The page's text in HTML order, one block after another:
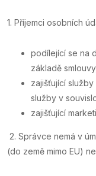
1. Příjemci osobních
podílející se na
základě smlouvy,
zajišťující
služby v
zajišťující
2. Správce nemá v
(do země mimo EU)